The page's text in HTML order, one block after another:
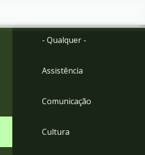
- Qualquer -
Assistência
Comunicação
Cultura